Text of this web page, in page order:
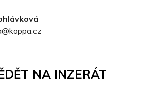
NA INZERÁT